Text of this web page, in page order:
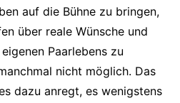
auf die Bühne zu bringen,
über reale Wünsche und
Paarlebens zu
nicht möglich. Das
dazu anregt, es wenigstens